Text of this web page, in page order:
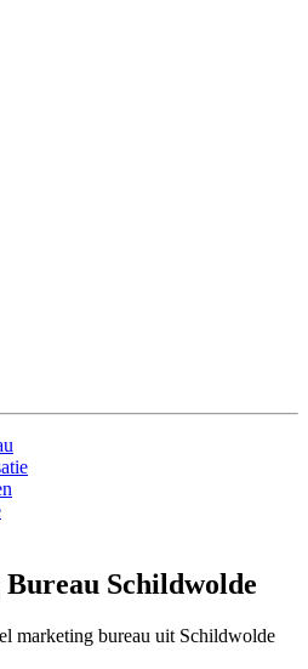
Schildwolde
marketing bureau uit Schildwolde